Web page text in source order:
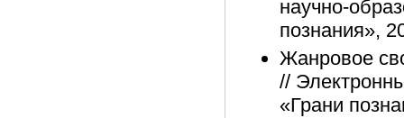
научно-
познания»,
Жанровое
//
«Грани